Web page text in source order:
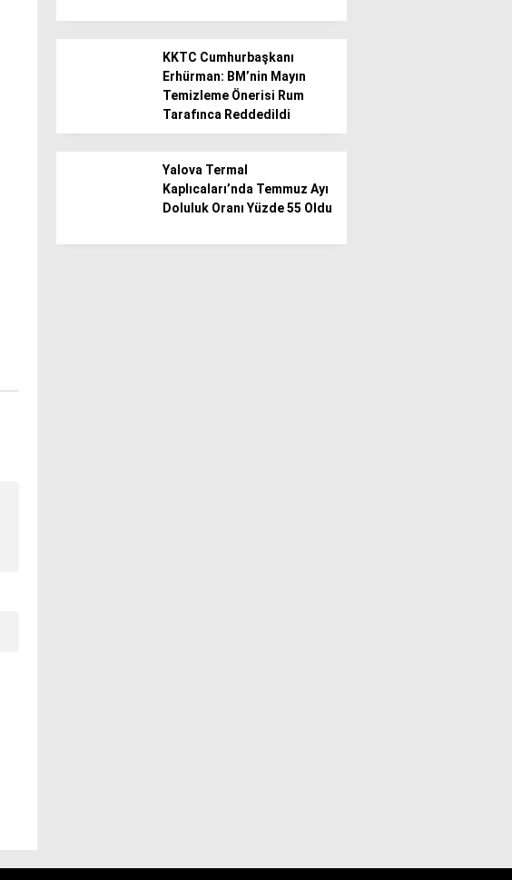
KKTC Cumhurbaşkanı
Erhürman: BM’nin Mayın
Temizleme Önerisi Rum
Tarafınca Reddedildi
Yalova Termal
Kaplıcaları’nda Temmuz Ayı
Doluluk Oranı Yüzde 55 Oldu